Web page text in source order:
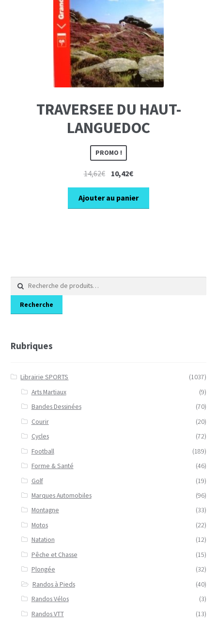
TRAVERSEE DU HAUT-
LANGUEDOC
PROMO !
14,62€ Le
initial
était :
10,42€Le
actuel
est :
Ajouter au panier
Recherche
pour :
Recherche
Rubriques
Librairie SPORTS
(1037)
Arts Martiaux
(9)
Bandes Dessinées
(70)
Courir
(20)
Cycles
(72)
Football
(189)
Forme & Santé
(46)
Golf
(19)
Marques Automobiles
(96)
Montagne
(33)
Motos
(22)
Natation
(12)
Pêche et Chasse
(15)
Plongée
(32)
Randos à Pieds
(40)
Randos Vélos
(3)
Randos VTT
(13)